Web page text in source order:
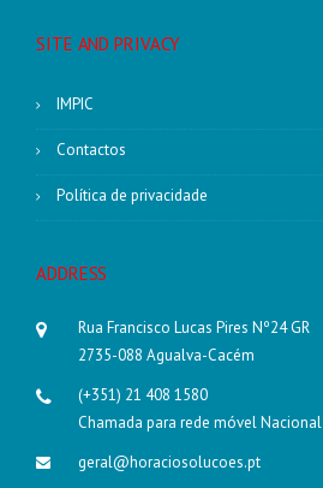
SITE AND PRIVACY
IMPIC
Contactos
Política de privacidade
ADDRESS
Rua Francisco Lucas Pires Nº24 GR
2735-088 Agualva-Cacém
(+351) 21 408 1580
Chamada para rede móvel Nacional
geral@horaciosolucoes.pt